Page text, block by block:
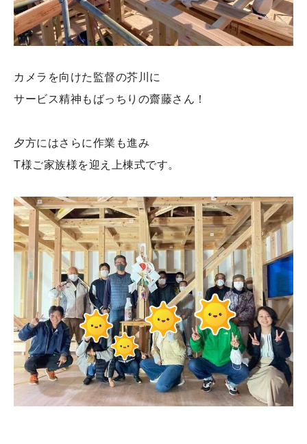
カメラを向けた監督の芥川に
サービス精神もばっちりの齋藤さん！
夕方にはさらに作業も進み
T様ご家族様を迎え上棟式です。